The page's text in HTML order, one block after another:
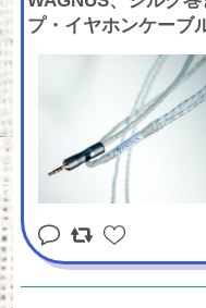
プ・イヤホンケーブ